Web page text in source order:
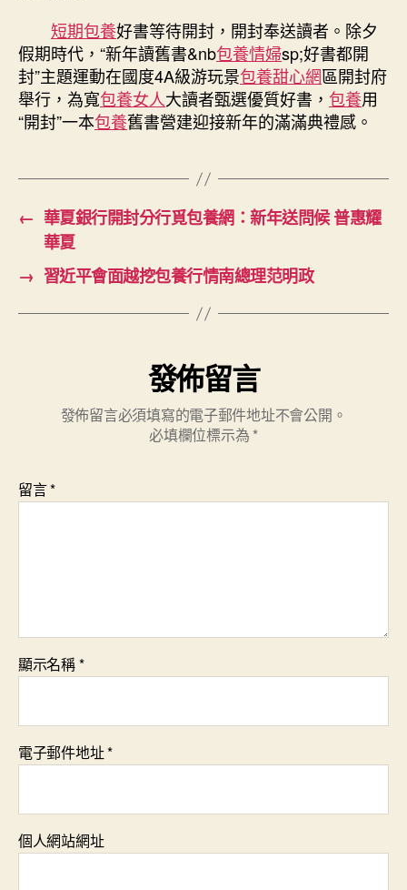
短期包養好書等待開封，開封奉送讀者。除夕
假期時代，“新年讀舊書&nb包養情婦sp;好書都開
封”主題運動在國度4A級游玩景包養甜心網區開封府
舉行，為寬包養女人大讀者甄選優質好書， 包養用
“開封”一本包養舊書營建迎接新年的滿滿典禮感。
← 華夏銀行開封分行覓包養網：新年送問候 普惠耀
華夏
→ 習近平會面越挖包養行情南總理范明政
發佈留言
發佈留言必須填寫的電子郵件地址不會公開。
必填欄位標示為 *
留言*
顯示名稱*
電子郵件地址*
個人網站網址